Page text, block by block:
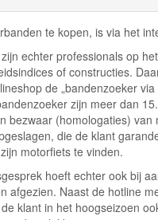
te kopen, is via het
echter professionals op
of constructies.
de „bandenzoeker via
zijn meer dan
bezwaar (homologaties) van
die de klant
motorfiets te vinden.
hoeft echter ook bij
afgezien. Naast de hotline
klant in het hoogseizoen